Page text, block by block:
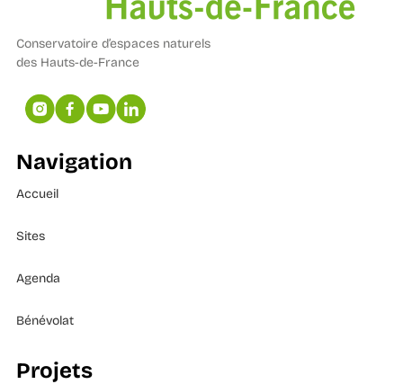
Conservatoire d’espaces naturels
des Hauts-de-France
Navigation
Accueil
Sites
Agenda
Bénévolat
Projets